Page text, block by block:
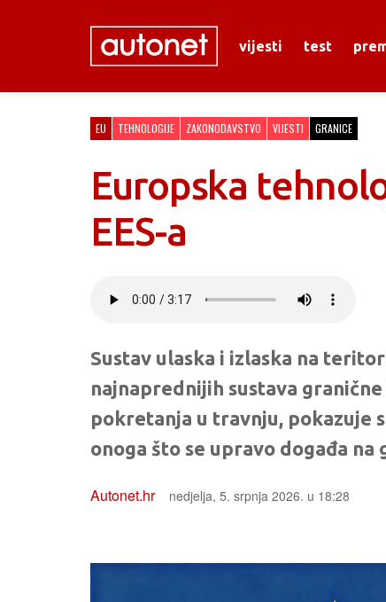
vijesti test
EU TEHNOLOGIJE ZAKONODAVSTVO VIJESTI GRANICE
Europska
EES-a
Sustav ulaska i izlaska na
najnaprednijih sustava
pokretanja u travnju, pokazuje
onoga što se upravo događa na
Autonet.hr nedjelja, 5. srpnja 2026. u 18:28